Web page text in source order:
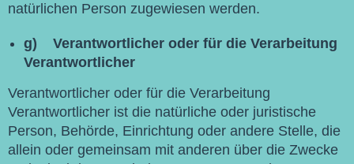
natürlichen Person zugewiesen werden.
g) Verantwortlicher oder für die Verarbeitung
Verantwortlicher
Verantwortlicher oder für die Verarbeitung
Verantwortlicher ist die natürliche oder juristische
Person, Behörde, Einrichtung oder andere Stelle, die
allein oder gemeinsam mit anderen über die Zwecke